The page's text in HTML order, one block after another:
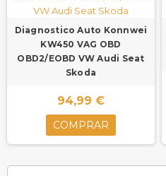
Diagnostico Auto Konnwei
KW450 VAG OBD
OBD2/EOBD VW Audi Seat
Skoda
94,99 €
COMPRAR